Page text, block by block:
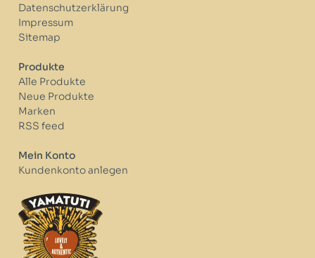
Datenschutzerklärung
Impressum
Sitemap
Produkte
Alle Produkte
Neue Produkte
Marken
RSS feed
Mein Konto
Kundenkonto anlegen